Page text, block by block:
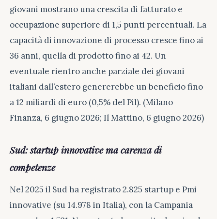
giovani mostrano una crescita di fatturato e
occupazione superiore di 1,5 punti percentuali. La
capacità di innovazione di processo cresce fino ai
36 anni, quella di prodotto fino ai 42. Un
eventuale rientro anche parziale dei giovani
italiani dall’estero genererebbe un beneficio fino
a 12 miliardi di euro (0,5% del Pil). (Milano
Finanza, 6 giugno 2026; Il Mattino, 6 giugno 2026)
Sud: startup innovative ma carenza di
competenze
Nel 2025 il Sud ha registrato 2.825 startup e Pmi
innovative (su 14.978 in Italia), con la Campania